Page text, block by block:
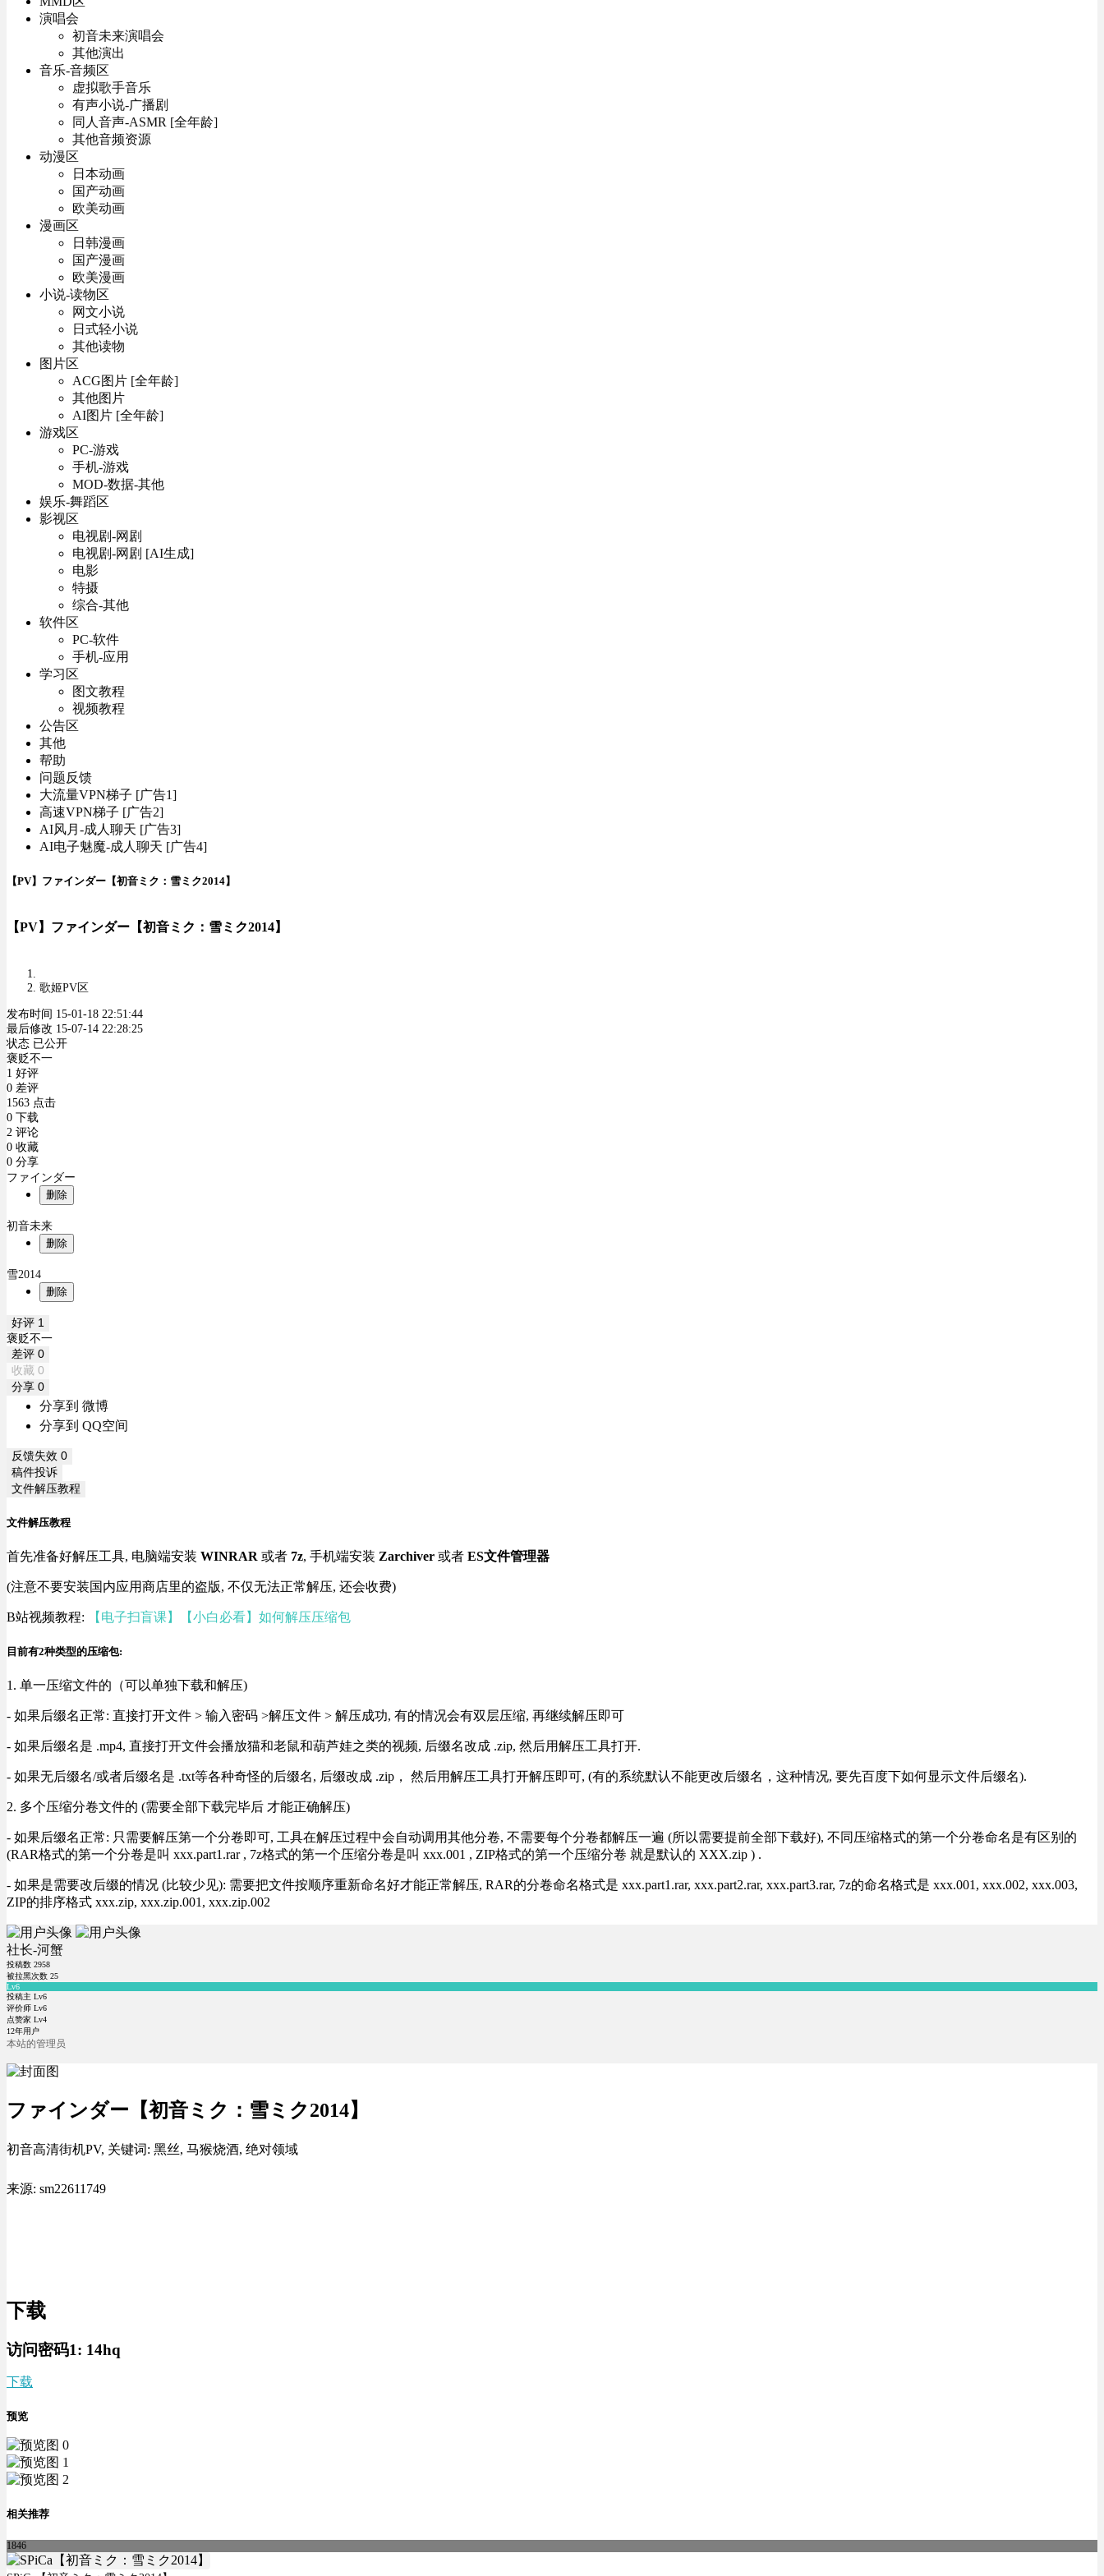
演唱会
初音未来演唱会
其他演出
音乐-音频区
虚拟歌手音乐
有声小说-广播剧
同人音声-ASMR [全年龄]
其他音频资源
动漫区
日本动画
国产动画
欧美动画
漫画区
日韩漫画
国产漫画
欧美漫画
小说-读物区
网文小说
日式轻小说
其他读物
图片区
ACG图片 [全年龄]
其他图片
AI图片 [全年龄]
游戏区
PC-游戏
手机-游戏
MOD-数据-其他
娱乐-舞蹈区
影视区
电视剧-网剧
电视剧-网剧 [AI生成]
电影
特摄
综合-其他
软件区
PC-软件
手机-应用
学习区
图文教程
视频教程
公告区
其他
帮助
问题反馈
大流量VPN梯子 [广告1]
高速VPN梯子 [广告2]
AI风月-成人聊天 [广告3]
AI电子魅魔-成人聊天 [广告4]
【PV】ファインダー【初音ミク：雪ミク2014】
【PV】ファインダー【初音ミク：雪ミク2014】
歌姬PV区
发布时间 15-01-18 22:51:44
最后修改 15-07-14 22:28:25
状态 已公开
褒贬不一
1 好评
0 差评
1563 点击
0 下载
2 评论
0 收藏
0 分享
ファインダー
删除
初音未来
删除
雪2014
删除
好评 1
褒贬不一
差评 0
收藏 0
分享 0
分享到 微博
分享到 QQ空间
反馈失效 0
稿件投诉
文件解压教程
文件解压教程
首先准备好解压工具, 电脑端安装 WINRAR 或者 7z, 手机端安装 Zarchiver 或者 ES文件管理器
(注意不要安装国内应用商店里的盗版, 不仅无法正常解压, 还会收费)
B站视频教程: 【电子扫盲课】【小白必看】如何解压压缩包
目前有2种类型的压缩包:
1. 单一压缩文件的（可以单独下载和解压)
- 如果后缀名正常: 直接打开文件 > 输入密码 >解压文件 > 解压成功, 有的情况会有双层压缩, 再继续解压即可
- 如果后缀名是 .mp4, 直接打开文件会播放猫和老鼠和葫芦娃之类的视频, 后缀名改成 .zip, 然后用解压工具打开.
- 如果无后缀名/或者后缀名是 .txt等各种奇怪的后缀名, 后缀改成 .zip， 然后用解压工具打开解压即可, (有的系统默认不能更改后缀名，这种情况, 要先百度下如何显示文件后缀名).
2. 多个压缩分卷文件的 (需要全部下载完毕后 才能正确解压)
- 如果后缀名正常: 只需要解压第一个分卷即可, 工具在解压过程中会自动调用其他分卷, 不需要每个分卷都解压一遍 (所以需要提前全部下载好), 不同压缩格式的第一个分卷命名是有区别的
(RAR格式的第一个分卷是叫 xxx.part1.rar , 7z格式的第一个压缩分卷是叫 xxx.001 , ZIP格式的第一个压缩分卷 就是默认的 XXX.zip ) .
- 如果是需要改后缀的情况 (比较少见): 需要把文件按顺序重新命名好才能正常解压, RAR的分卷命名格式是 xxx.part1.rar, xxx.part2.rar, xxx.part3.rar, 7z的命名格式是 xxx.001, xxx.002, xxx.003,
ZIP的排序格式 xxx.zip, xxx.zip.001, xxx.zip.002
社长-河蟹
投稿数 2958
被拉黑次数 25
Lv6
投稿主 Lv6
评价师 Lv6
点赞家 Lv4
12年用户
本站的管理员
ファインダー【初音ミク：雪ミク2014】
初音高清街机PV, 关键词: 黑丝, 马猴烧酒, 绝对领域
来源: sm22611749
下载
访问密码1: 14hq
下载
预览
相关推荐
1846